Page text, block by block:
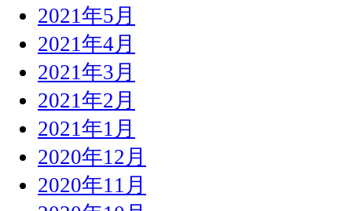
2021年5月
2021年4月
2021年3月
2021年2月
2021年1月
2020年12月
2020年11月